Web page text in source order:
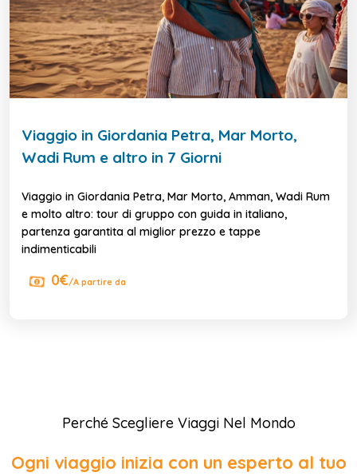
Viaggio in Giordania Petra, Mar Morto,
Wadi Rum e altro in 7 Giorni
Viaggio in Giordania Petra, Mar Morto, Amman, Wadi Rum
e molto altro: tour di gruppo con guida in italiano,
partenza garantita al miglior prezzo e tappe
indimenticabili
0€/A partire da
Perché Scegliere Viaggi Nel Mondo
Ogni viaggio inizia con un esperto al tuo